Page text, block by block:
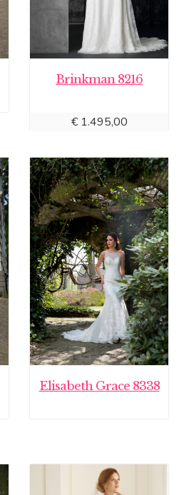
Brinkman 8216
€1.495,00
Elisabeth Grace 8338